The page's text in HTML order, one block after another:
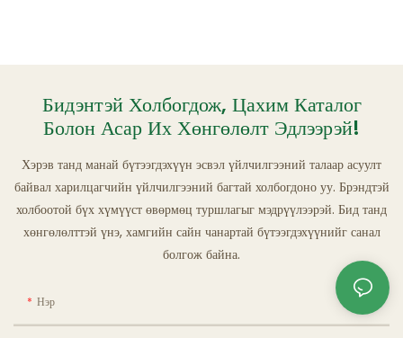
Бидэнтэй Холбогдож, Цахим Каталог
Болон Асар Их Хөнгөлөлт Эдлээрэй!
Хэрэв танд манай бүтээгдэхүүн эсвэл үйлчилгээний талаар асуулт
байвал харилцагчийн үйлчилгээний багтай холбогдоно уу. Брэндтэй
холбоотой бүх хүмүүст өвөрмөц туршлагыг мэдрүүлээрэй. Бид танд
хөнгөлөлттэй үнэ, хамгийн сайн чанартай бүтээгдэхүүнийг санал
болгож байна.
Нэр